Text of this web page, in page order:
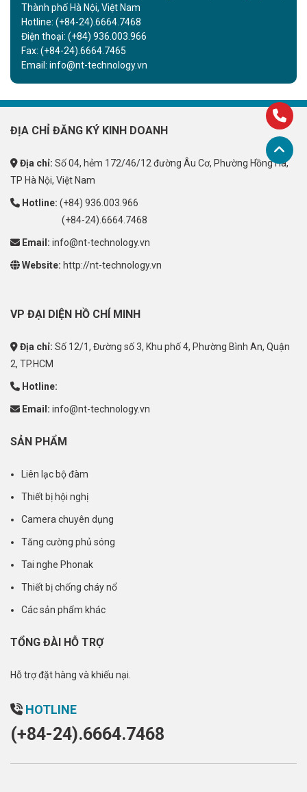
Thành phố Hà Nội, Việt Nam
Hotline: (+84-24).6664.7468
Điện thoại: (+84) 936.003.966
Fax: (+84-24).6664.7465
Email: info@nt-technology.vn
ĐỊA CHỈ ĐĂNG KÝ KINH DOANH
Địa chỉ: Số 04, hẻm 172/46/12 đường Âu Cơ, Phường Hồng Hà,
TP Hà Nội, Việt Nam
Hotline: (+84) 936.003.966
(+84-24).6664.7468
Email: info@nt-technology.vn
Website: http://nt-technology.vn
VP ĐẠI DIỆN HỒ CHÍ MINH
Địa chỉ: Số 12/1, Đường số 3, Khu phố 4, Phường Bình An, Quận
2, TP.HCM
Hotline:
Email: info@nt-technology.vn
SẢN PHẨM
Liên lạc bộ đàm
Thiết bị hội nghị
Camera chuyên dụng
Tăng cường phủ sóng
Tai nghe Phonak
Thiết bị chống cháy nổ
Các sản phẩm khác
TỔNG ĐÀI HỖ TRỢ
Hỗ trợ đặt hàng và khiếu nại.
HOTLINE
(+84-24).6664.7468